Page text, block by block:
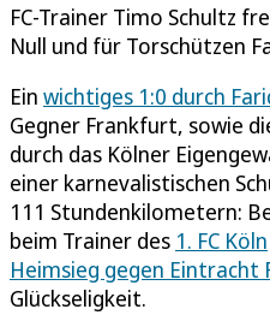
FC-Trainer Timo Schultz
Null und für Torschützen
Ein wichtiges 1:0 durch
Gegner Frankfurt, sowie
durch das Kölner
einer karnevalistischen
111 Stundenkilometern:
beim Trainer des 1. FC Köln
Heimsieg gegen Eintracht
Glückseligkeit.